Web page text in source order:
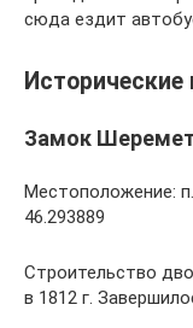
сюда ездит
Исторические
Замок
Местоположение:
46.293889
Строительство
в 1812 г.